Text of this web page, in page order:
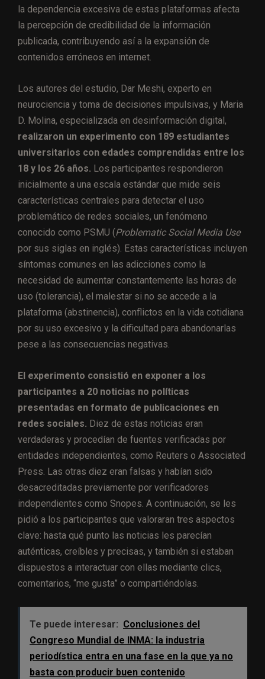
la dependencia excesiva de estas plataformas afecta
la percepción de credibilidad de la información
publicada, contribuyendo así a la expansión de
contenidos erróneos en internet.
Los autores del estudio, Dar Meshi, experto en
neurociencia y toma de decisiones impulsivas, y Maria
D. Molina, especializada en desinformación digital,
realizaron un experimento con 189 estudiantes
universitarios con edades comprendidas entre los
18 y los 26 años. Los participantes respondieron
inicialmente a una escala estándar que mide seis
características centrales para detectar el uso
problemático de redes sociales, un fenómeno
conocido como PSMU (Problematic Social Media Use
por sus siglas en inglés). Estas características incluyen
síntomas comunes en las adicciones como la
necesidad de aumentar constantemente las horas de
uso (tolerancia), el malestar si no se accede a la
plataforma (abstinencia), conflictos en la vida cotidiana
por su uso excesivo y la dificultad para abandonarlas
pese a las consecuencias negativas.
El experimento consistió en exponer a los
participantes a 20 noticias no políticas
presentadas en formato de publicaciones en
redes sociales. Diez de estas noticias eran
verdaderas y procedían de fuentes verificadas por
entidades independientes, como Reuters o Associated
Press. Las otras diez eran falsas y habían sido
desacreditadas previamente por verificadores
independientes como Snopes. A continuación, se les
pidió a los participantes que valoraran tres aspectos
clave: hasta qué punto las noticias les parecían
auténticas, creíbles y precisas, y también si estaban
dispuestos a interactuar con ellas mediante clics,
comentarios, “me gusta” o compartiéndolas.
Te puede interesar: Conclusiones del
Congreso Mundial de INMA: la industria
periodística entra en una fase en la que ya no
basta con producir buen contenido